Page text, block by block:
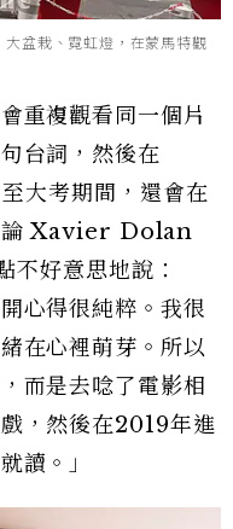
盆栽、霓虹燈，在蒙馬特觀
重複觀看同一個片
台詞，然後在
大考期間，還會在
論 Xavier Dolan
好意思地說：
心得很純粹。我很
在心裡萌芽。所以
而是去唸了電影相
，然後在2019年進
讀。」